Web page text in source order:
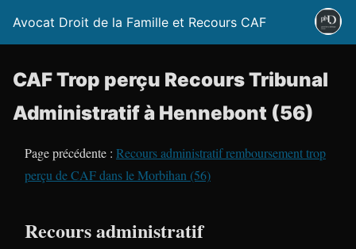
Avocat Droit de la Famille et Recours CAF
CAF Trop perçu Recours Tribunal
Administratif à Hennebont (56)
Page précédente : Recours administratif remboursement trop
perçu de CAF dans le Morbihan (56)
Recours administratif